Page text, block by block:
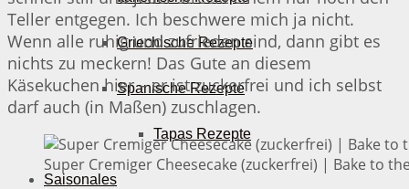
Griechische Rezepte
Spanische Rezepte
Tapas Rezepte
Saisonales
Teller entgegen. Ich beschwere mich ja nicht.
Wenn alle ruhig und zufrieden sind, dann gibt es
nichts zu meckern! Das Gute an diesem
Käsekuchen hier – er ist zuckerfrei und ich selbst
darf auch (in Maßen) zuschlagen.
Super Cremiger Cheesecake (zuckerfrei) | Bake to